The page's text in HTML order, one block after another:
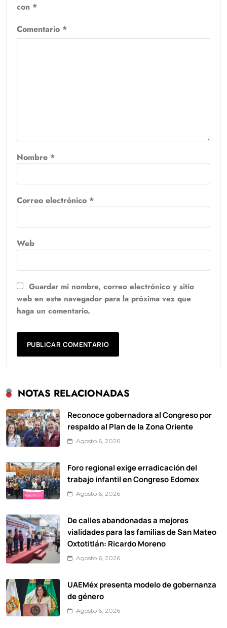
con *
Comentario *
Nombre *
Correo electrónico *
Web
Guardar mi nombre, correo electrónico y sitio
web en este navegador para la próxima vez que
haga un comentario.
NOTAS RELACIONADAS
Reconoce gobernadora al Congreso por
respaldo al Plan de la Zona Oriente
Agosto 6, 2026
Foro regional exige erradicación del
trabajo infantil en Congreso Edomex
Agosto 6, 2026
De calles abandonadas a mejores
vialidades para las familias de San Mateo
Oxtotitlán: Ricardo Moreno
Agosto 6, 2026
UAEMéx presenta modelo de gobernanza
de género
Agosto 6, 2026